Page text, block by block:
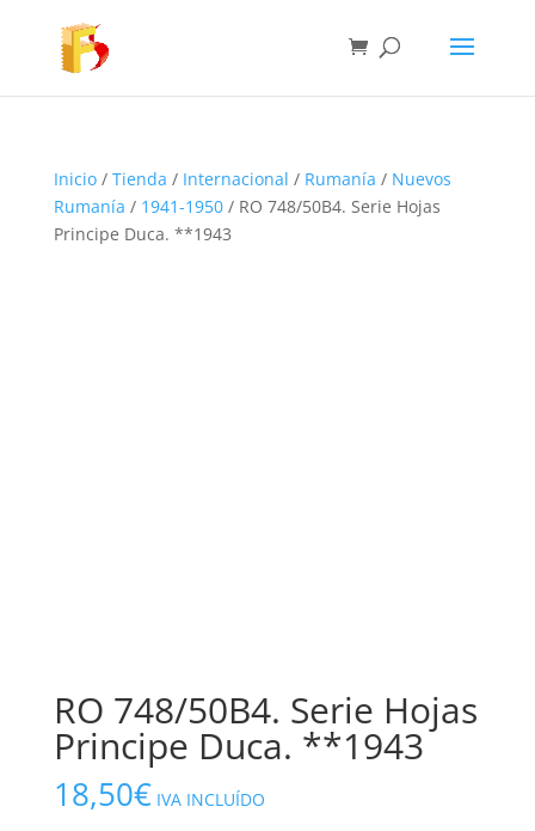
Inicio/ Tienda / Internacional / Rumanía / Nuevos
Rumanía / 1941-1950/ RO 748/50B4. Serie Hojas
Principe Duca. **1943
RO 748/50B4. Serie Hojas
Principe Duca. **1943
18,50€ IVA INCLUÍDO